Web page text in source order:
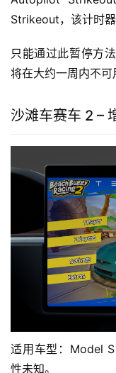
Strikeout，该计时器
只能通过此暂停方
将在大约一周内不可
沙滩车赛车 2 –
适用车型：Model
性未知。